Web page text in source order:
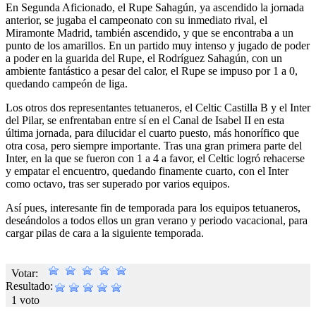
En Segunda Aficionado, el Rupe Sahagún, ya ascendido la jornada
anterior, se jugaba el campeonato con su inmediato rival, el
Miramonte Madrid, también ascendido, y que se encontraba a un
punto de los amarillos. En un partido muy intenso y jugado de poder
a poder en la guarida del Rupe, el Rodríguez Sahagún, con un
ambiente fantástico a pesar del calor, el Rupe se impuso por 1 a 0,
quedando campeón de liga.
Los otros dos representantes tetuaneros, el Celtic Castilla B y el Inter
del Pilar, se enfrentaban entre sí en el Canal de Isabel II en esta
última jornada, para dilucidar el cuarto puesto, más honorífico que
otra cosa, pero siempre importante. Tras una gran primera parte del
Inter, en la que se fueron con 1 a 4 a favor, el Celtic logró rehacerse
y empatar el encuentro, quedando finamente cuarto, con el Inter
como octavo, tras ser superado por varios equipos.
Así pues, interesante fin de temporada para los equipos tetuaneros,
deseándolos a todos ellos un gran verano y periodo vacacional, para
cargar pilas de cara a la siguiente temporada.
Votar:
Resultado:
1 voto